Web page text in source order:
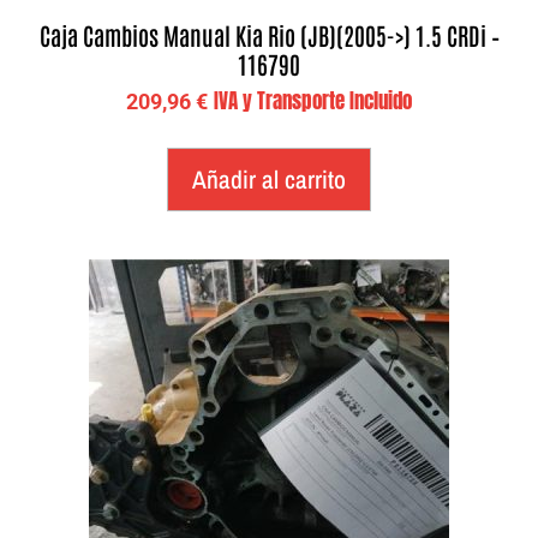
Caja Cambios Manual Kia Rio (JB)(2005->) 1.5 CRDi –
116790
209,96€ IVA y Transporte Incluido
Añadir al carrito